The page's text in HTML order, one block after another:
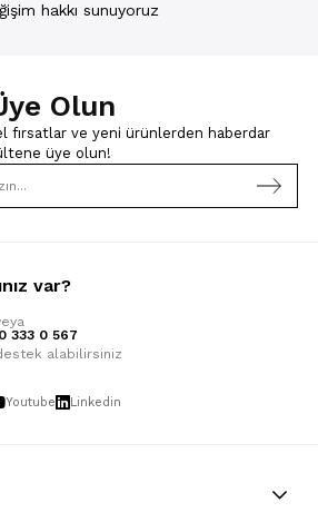
hakkı sunuyoruz
Olun
fırsatlar ve yeni ürünlerden haberdar
üye olun!
var?
333 0 567
alabilirsiniz
Youtube Linkedin